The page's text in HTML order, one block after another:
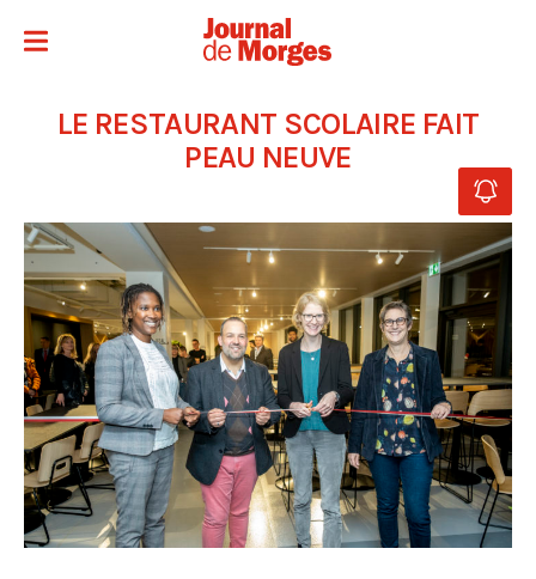
LE RESTAURANT SCOLAIRE FAIT
PEAU NEUVE